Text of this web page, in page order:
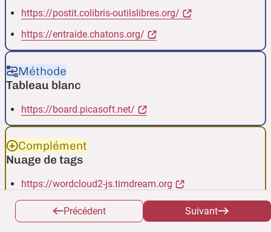
https://postit.colibris-outilslibres.org/
https://entraide.chatons.org/
Méthode
Tableau blanc
https://board.picasoft.net/
Complément
Nuage de tags
https://wordcloud2-js.timdream.org
https://digistorm.app/
Précédent Suivant